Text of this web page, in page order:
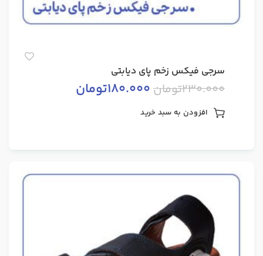
سرجی فیکس زخم پای دیابتی
230.000تومان180.000تومان
افزودن به سبد خرید